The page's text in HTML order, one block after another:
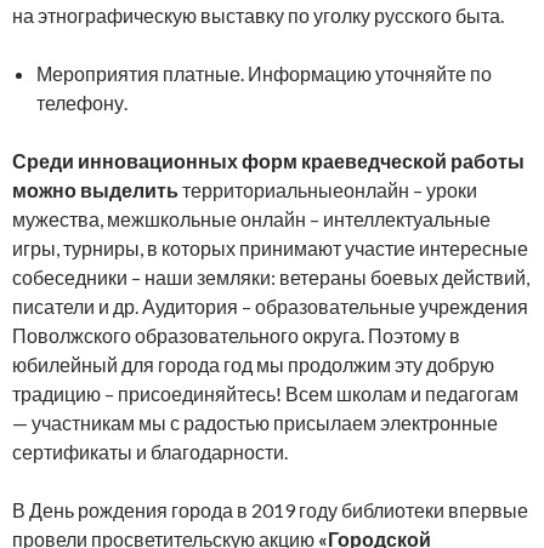
на этнографическую выставку по уголку русского быта.
Мероприятия платные. Информацию уточняйте по
телефону.
Среди инновационных форм краеведческой работы
можно выделитьтерриториальныеонлайн – уроки
мужества, межшкольные онлайн – интеллектуальные
игры, турниры, в которых принимают участие интересные
собеседники – наши земляки: ветераны боевых действий,
писатели и др. Аудитория – образовательные учреждения
Поволжского образовательного округа. Поэтому в
юбилейный для города год мы продолжим эту добрую
традицию – присоединяйтесь! Всем школам и педагогам
— участникам мы с радостью присылаем электронные
сертификаты и благодарности.
В День рождения города в 2019 году библиотеки впервые
провели просветительскую акцию «Городской